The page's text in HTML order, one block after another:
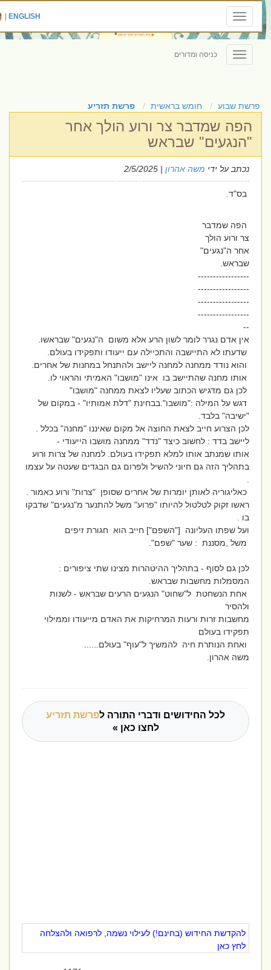
Toggle
navigation
ENGLISH
|
Toggle
navigation
כניסה ומדורים
פרשת שבוע חומש בראשית פרשת תזריע
הפה שמדבר צר ורוע הולך אחר
"הנגעים" שבראש
נכתב על ידימשה אהרון| 2/5/2025
בס"ד.
הפה שמדבר
צר ורוע הולך
אחר ה"נגעים"
שבראש.
-----------------
-----------------
-----------------
-----------------
אין אדם נגרר לומר לשון הרע אלא משום ה"נגעים" שבראשו.
שדעתו לא התיישבה והתכיילה עם ייעודו ותפקידו בעולם.
והוא נודד ממחנה למחנה ליישב ולהתנחל במחנות של אחרים.
אותו מחנה שהתיישב בו אינו "מושבו" האמיתי והראוי לו.
לכן גם מדגיש הכתוב שעליו לצאת ממחנה "מושבו"
דגש על המילה :"מושבו".בבחינת "דלת אמותיו" - במקום של
"ישיבה" בלבד.
לכן הצרוע חייב לצאת החוצה אל מקום שאיננו "מחנה" בכלל .
ליישב בדד : לחשוב כיצד "נדד" ממחנה מושבו הייעודי -
אותו שמנתב אותו למלא תפקידו בעולם. למחנה של צרות ורוע
בתהליך הזה גם חיוני להשיל ולפרום גם הבגדים שעטה על עצמו
כאליגוריה לאותן יומרות של אחרים שסופן "צרות" ורוע כאמור .
ראשו זקוק לטלטול להיותו "פרוע" משל להתנער מ"נגעים" שדבקו
בו .
ועל שפתו העליונה ["השפם"] חייב הוא חגורת זיפים
משל ,מסננת : שער "שפם".
לכן גם לסוף - בתהליך ההיטהרות מצינו שתי ציפורים :
המסמלות מחשבות שבראש.
אחת הנשחטת ל"שחוט" הנגעים הרעים שבראש - לשנות
ולהסיר
מחשבות זרות ורעות המרחיקות את האדם מייעודו וממילוי
תפקידו בעולם
ואחת הנותרת חיה להמשיך ל"עוף" בעולם......
משה אהרון.
לכל החידושים ודברי התורה לפרשת תזריע
לחצו כאן »
להקדשת החידוש (בחינם!) לעילוי נשמה, לרפואה ולהצלחה
לחץ כאן